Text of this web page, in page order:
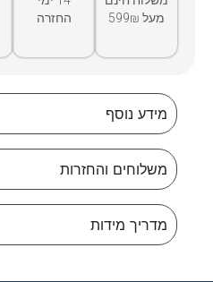
החזרה
מעל 599₪
מידע נוסף
משלוחים והחזרות
מדריך מידות